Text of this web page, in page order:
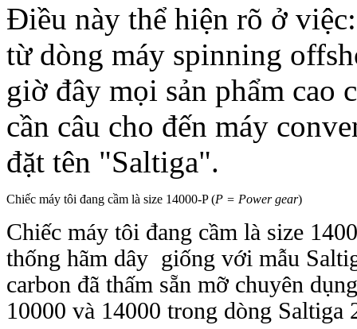
Điều này thể hiện rõ ở
từ dòng máy spinning
giờ đây mọi sản phẩm cao
cần câu cho đến máy
đặt tên "Saltiga".
Chiếc máy tôi đang cầm là size 14000‑P (P = Power gear)
Chiếc máy tôi đang cầm là size
thống hãm dây giống với mẫu
carbon đã thấm sẵn mỡ chuyên
10000 và 14000 trong dòng Saltiga